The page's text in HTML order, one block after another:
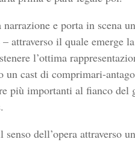
e porta in scena
il quale emerge
l’ottima
cast di comprimari-
più importanti al fianco
dell’opera attraverso